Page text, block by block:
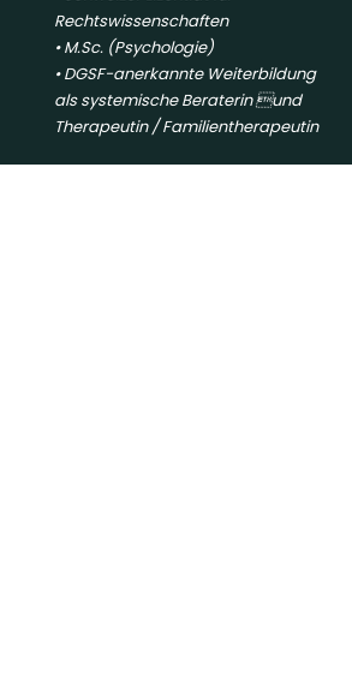
Rechtswissenschaften
• M.Sc. (Psychologie)
• DGSF-anerkannte Weiterbildung
als systemische Beraterin und
Therapeutin / Familientherapeutin